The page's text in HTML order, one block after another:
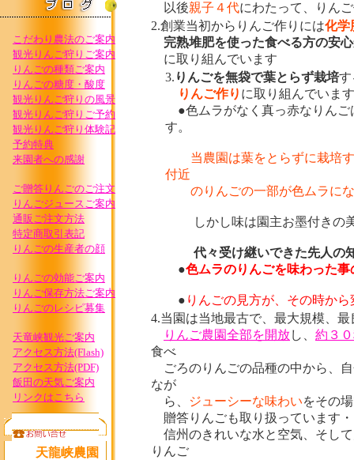
こだわり農法のご案内
観光りんご狩りご案内
りんごの種類ご案内
りんごの糖度・酸度
観光りんご狩りの風景
観光りんご狩りご予約
観光りんご狩り体験記
予約特典
来園者への感謝
ご贈答りんごのご注文
りんごジュースご案内
通販ご注文方法
特定商取引表記
りんごの生産者の顔
りんごの効能ご案内
りんご保存方法ご案内
りんごのレシピ募集
天竜峡観光ご案内
アクセス方法(Flash)
アクセス方法(PDF)
飯田の天気ご案内
リンクはこちら
天龍峡農園
以後親子４代にわたって、りん
2.創業当初からりんご作りには化学
完熟堆肥を使った食べる方の安
に取り組んでいます
3. りんごを無袋で葉とらず栽培す
りんご作り に取り組んでいます
●色ムラがなく真っ赤なりん
す。
当農園は葉をとらずに栽培
付近
のりんごの一部が色ムラに
しかし味は園主お墨付きの
代々受け継いできた先人の
●色ムラのりんごを味わった事
● りんごの見方が、その時か
4.当園は当地最古で、最大規模、
りんご農園全部を開放し、 約３
食べ
ごろのりんごの品種の中から、
なが
ら、
ジューシーな味わいをその
贈答りんごも取り扱っています
信州のきれいな水と空気、そし
りんご